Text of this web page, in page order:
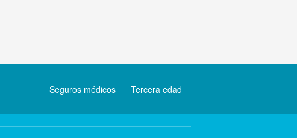
Seguros médicos Tercera edad